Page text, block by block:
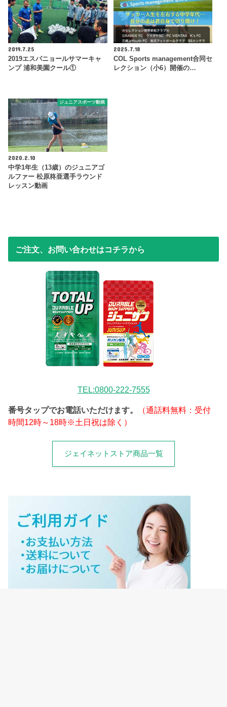
2019.7.25
2019エスパニョールサマーキャ
ンプ 浦和美園クール①
2025.7.18
COL Sports management合同セ
レクション（小6）開催の…
ジュニアスポーツ動画
2020.2.10
中学1年生（13歳）のジュニアゴ
ルファー 松原柊亜選手ラウンド
レッスン動画
ご注文、お問い合わせはコチラから
TEL:0800-222-7555
番号タップでお電話いただけます。
（通話料無料：受付
時間12時～18時※土日祝は除く）
ジェイネットストア商品一覧